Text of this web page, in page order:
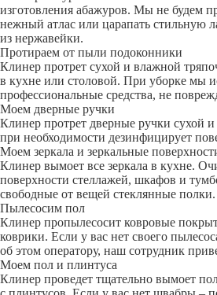
изготовления абажуров. Мы не будем
нежный атлас или царапать стильную
из нержавейки.
Протираем от пыли подоконники
Клинер протрет сухой и влажной
в кухне или столовой. При уборке мы
профессиональные средства, не
Моем дверные ручки
Клинер протрет дверные ручки сухой
при необходимости дезинфицирует
Моем зеркала и зеркальные
Клинер вымоет все зеркала в кухне.
поверхности стеллажей, шкафов и
свободные от вещей стеклянные полки.
Пылесосим пол
Клинер пропылесосит ковровые
коврики. Если у вас нет своего
об этом оператору, наш сотрудник
Моем пол и плинтуса
Клинер проведет тщательно вымоет